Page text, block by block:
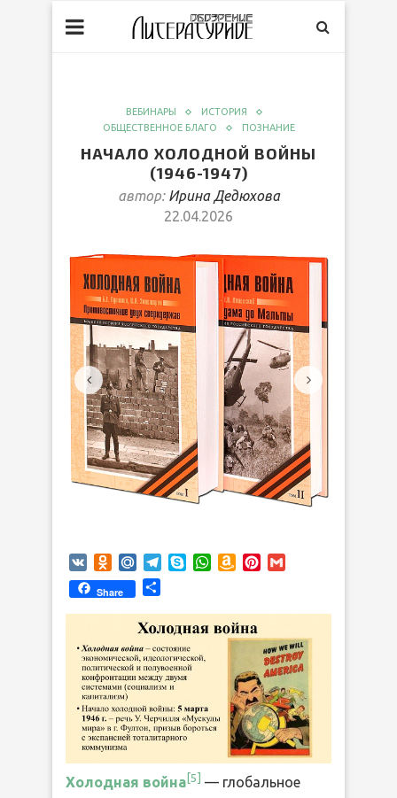
ВЕБИНАРЫ
ИСТОРИЯ
ОБЩЕСТВЕННОЕ БЛАГО
ПОЗНАНИЕ
НАЧАЛО ХОЛОДНОЙ ВОЙНЫ
(1946-1947)
автор: Ирина Дедюхова
22.04.2026
VK Odnoklassniki
Mail.RuTelegram
SkypeWhatsApp
AmazonPinterest
Share
Холодная война [5]
— глобальное